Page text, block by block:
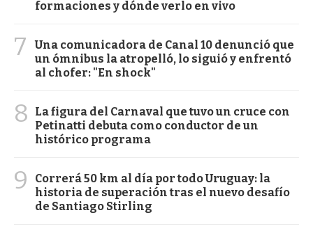
formaciones y dónde verlo en vivo
7
Una comunicadora de Canal 10 denunció que
un ómnibus la atropelló, lo siguió y enfrentó
al chofer: "En shock"
8
La figura del Carnaval que tuvo un cruce con
Petinatti debuta como conductor de un
histórico programa
9
Correrá 50 km al día por todo Uruguay: la
historia de superación tras el nuevo desafío
de Santiago Stirling